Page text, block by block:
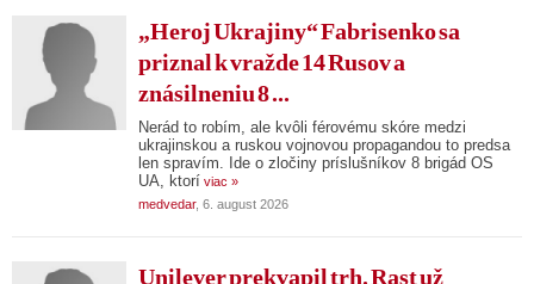
„Heroj Ukrajiny“ Fabrisenko sa
priznal k vražde 14 Rusov a
znásilneniu 8 ...
Nerád to robím, ale kvôli férovému skóre medzi
ukrajinskou a ruskou vojnovou propagandou to predsa
len spravím. Ide o zločiny príslušníkov 8 brigád OS
UA, ktorí viac »
medvedar, 6. august 2026
Unilever prekvapil trh. Rast už